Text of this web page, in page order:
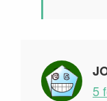
5